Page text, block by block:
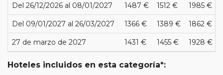
Del 26/12/2026 al 08/01/2027 1487 € 1512 € 1985 €
Del 09/01/2027 al 26/03/2027 1366 € 1389 € 1862 €
27 de marzo de 2027 1431 € 1455 € 1928 €
Hoteles incluidos en esta categoría*: